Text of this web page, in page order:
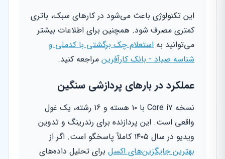
این تکنولوژی باعث می‌شود در کارهای سبک، باتری
کمتری مصرف شود. همچنین برای اطلاعات بیشتر
می‌توانید به استعلام چک برگشتی با کدملی و
شناسه صیاد - بانک کارآفرین مراجعه کنید.
عملکرد در بارهای پردازشی سنگین
نسخه Core i7 با ۱۰ هسته و ۱۶ رشته، یک غول
واقعی است. این پردازنده برای رندرینگ و تدوین
ویدیو در سال ۱۴۰۵ کاملاً پاسخگو است. اگر از
بهترین جایگزین‌های اکسل برای تحلیل داده‌های